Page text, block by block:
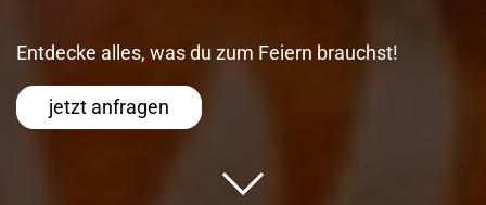
Entdecke alles, was du zum Feiern brauchst!
jetzt anfragen